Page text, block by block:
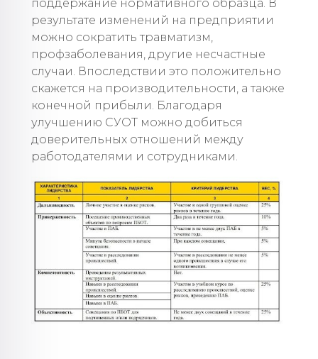
поддержание нормативного образца. В
результате изменений на предприятии
можно сократить травматизм,
профзаболевания, другие несчастные
случаи. Впоследствии это положительно
скажется на производительности, а также
конечной прибыли. Благодаря
улучшению СУОТ можно добиться
доверительных отношений между
работодателями и сотрудниками.